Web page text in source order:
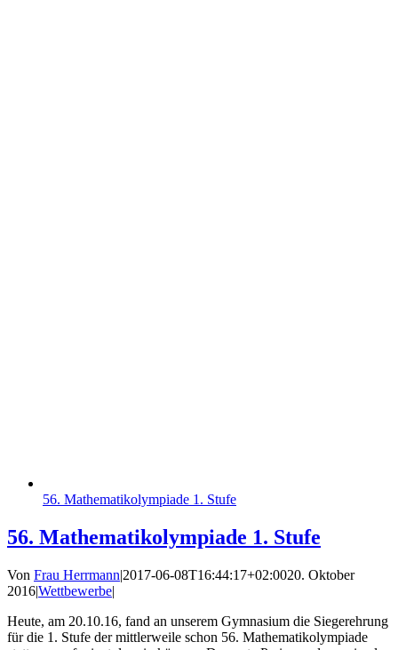
56. Mathematikolympiade 1. Stufe
56. Mathematikolympiade 1. Stufe
Von Frau Herrmann|2017-06-08T16:44:17+02:0020. Oktober
2016|Wettbewerbe|
Heute, am 20.10.16, fand an unserem Gymnasium die Siegerehrung
für die 1. Stufe der mittlerweile schon 56. Mathematikolympiade